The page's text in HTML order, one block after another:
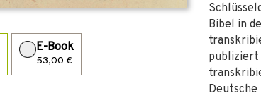
E-Book
53,00 €
Bibel in
publiziert